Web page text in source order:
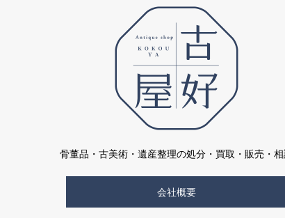
骨董品・古美術・遺産整理の処分・買取・販売・
会社概要